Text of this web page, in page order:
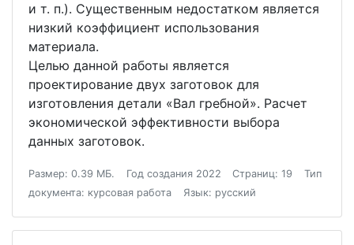
и т. п.). Существенным недостатком является
низкий коэффициент использования
материала.
Целью данной работы является
проектирование двух заготовок для
изготовления детали «Вал гребной». Расчет
экономической эффективности выбора
данных заготовок.
Размер: 0.39 МБ. Год создания 2022 Страниц: 19
Тип
документа: курсовая работа
Язык: русский